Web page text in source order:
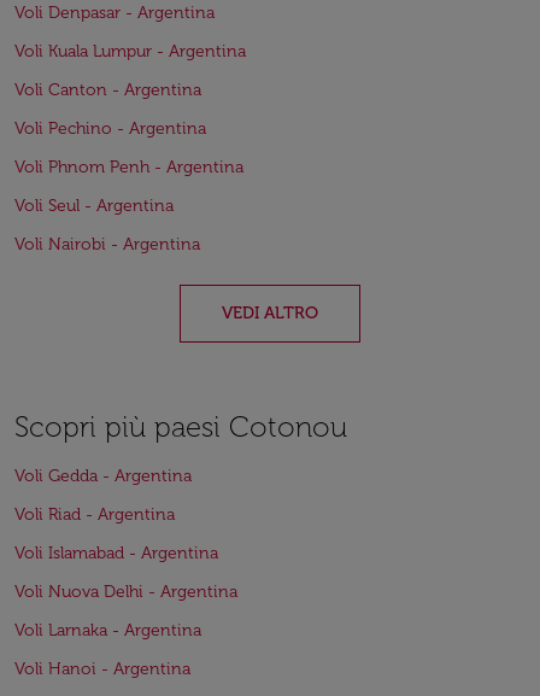
Voli Denpasar - Argentina
Voli Kuala Lumpur - Argentina
Voli Canton - Argentina
Voli Pechino - Argentina
Voli Phnom Penh - Argentina
Voli Seul - Argentina
Voli Nairobi - Argentina
VEDI ALTRO
Scopri più paesi Cotonou
Voli Gedda - Argentina
Voli Riad - Argentina
Voli Islamabad - Argentina
Voli Nuova Delhi - Argentina
Voli Larnaka - Argentina
Voli Hanoi - Argentina